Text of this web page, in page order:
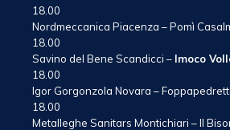
18.00
Nordmeccanica Piacenza – Pomì
18.00
Savino del Bene Scandicci – Imoco
18.00
Igor Gorgonzola Novara –
18.00
Metalleghe Sanitars Montichiari – Il